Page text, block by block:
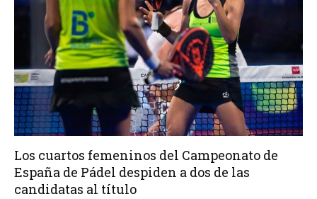
Los cuartos femeninos del Campeonato de
España de Pádel despiden a dos de las
candidatas al título